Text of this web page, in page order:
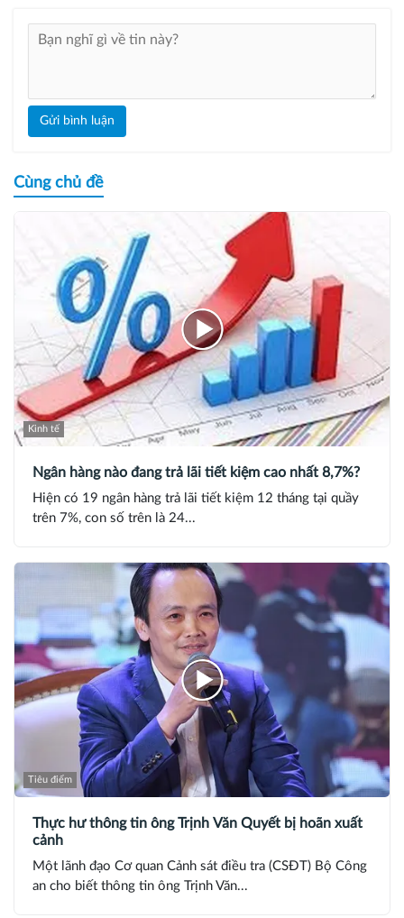
Gửi bình luận
Cùng chủ đề
Kinh tế
Ngân hàng nào đang trả lãi tiết kiệm cao nhất 8,7%?
Hiện có 19 ngân hàng trả lãi tiết kiệm 12 tháng tại quầy
trên 7%, con số trên là 24...
Tiêu điểm
Thực hư thông tin ông Trịnh Văn Quyết bị hoãn xuất
cảnh
Một lãnh đạo Cơ quan Cảnh sát điều tra (CSĐT) Bộ Công
an cho biết thông tin ông Trịnh Văn...